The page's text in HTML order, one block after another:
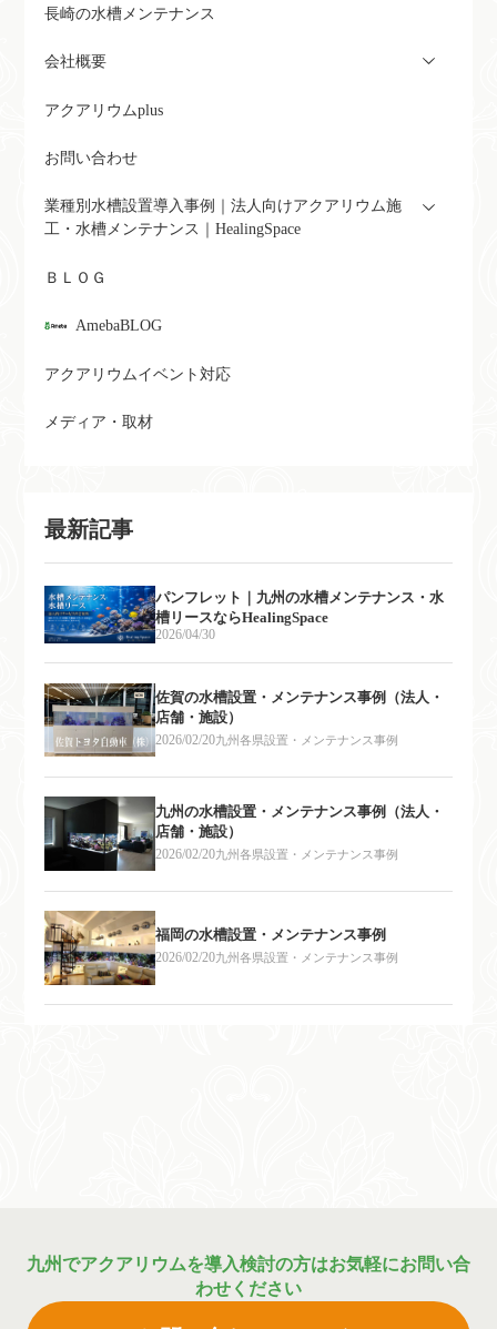
長崎の水槽メンテナンス
会社概要
アクアリウムplus
お問い合わせ
業種別水槽設置導入事例｜法人向けアクアリウム施
工・水槽メンテナンス｜HealingSpace
ＢＬＯＧ
AmebaBLOG
アクアリウムイベント対応
メディア・取材
最新記事
パンフレット｜九州の水槽メンテナンス・水
槽リースならHealingSpace
2026/04/30
佐賀の水槽設置・メンテナンス事例（法人・
店舗・施設）
2026/02/20九州各県設置・メンテナンス事例
九州の水槽設置・メンテナンス事例（法人・
店舗・施設）
2026/02/20九州各県設置・メンテナンス事例
福岡の水槽設置・メンテナンス事例
2026/02/20九州各県設置・メンテナンス事例
九州でアクアリウムを導入検討の方はお気軽にお問い合
わせください